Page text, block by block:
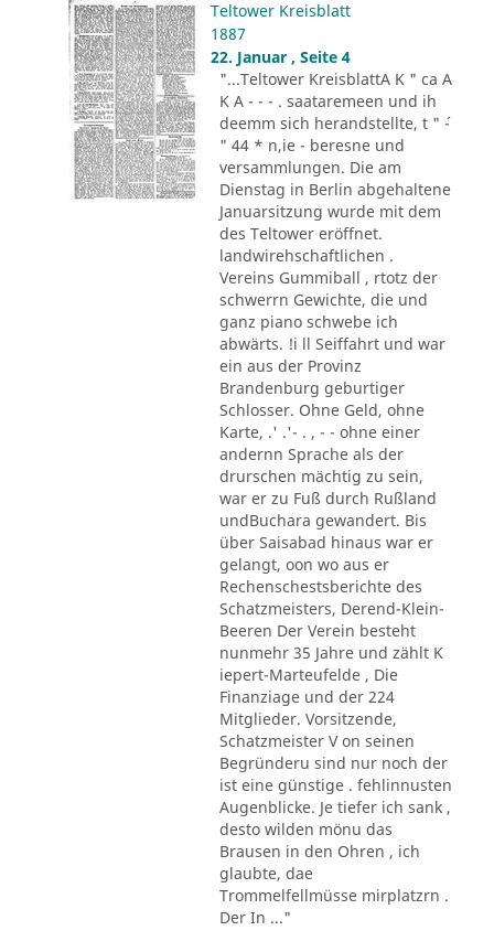
Teltower Kreisblatt
1887
22. Januar , Seite 4
"...Teltower KreisblattA K " ca A
K A - - - . saataremeen und ih
deemm sich herandstellte, t " ´-
" 44 * n,ie - beresne und
versammlungen. Die am
Dienstag in Berlin abgehaltene
Januarsitzung wurde mit dem
des Teltower eröffnet.
landwirehschaftlichen .
Vereins Gummiball , rtotz der
schwerrn Gewichte, die und
ganz piano schwebe ich
abwärts. !i ll Seiffahrt und war
ein aus der Provinz
Brandenburg geburtiger
Schlosser. Ohne Geld, ohne
Karte, .' .'- . , - - ohne einer
andernn Sprache als der
drurschen mächtig zu sein,
war er zu Fuß durch Rußland
undBuchara gewandert. Bis
über Saisabad hinaus war er
gelangt, oon wo aus er
Rechenschestsberichte des
Schatzmeisters, Derend-Klein-
Beeren Der Verein besteht
nunmehr 35 Jahre und zählt K
iepert-Marteufelde , Die
Finanziage und der 224
Mitglieder. Vorsitzende,
Schatzmeister V on seinen
Begründeru sind nur noch der
ist eine günstige . fehlinnusten
Augenblicke. Je tiefer ich sank ,
desto wilden mönu das
Brausen in den Ohren , ich
glaubte, dae
Trommelfellmüsse mirplatzrn .
Der In ..."